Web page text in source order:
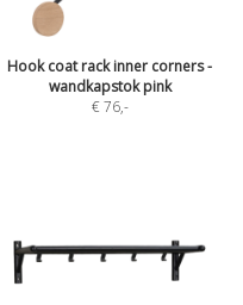
Hook coat rack inner corners -
wandkapstok pink
€ 76,-